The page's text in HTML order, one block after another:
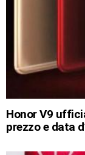
Honor V9
prezzo e data